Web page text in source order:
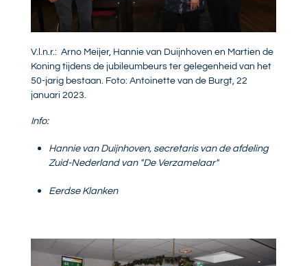
V.l.n.r.: Arno Meijer, Hannie van Duijnhoven en Martien de
Koning tijdens de jubileumbeurs ter gelegenheid van het
50-jarig bestaan. Foto: Antoinette van de Burgt, 22
januari 2023.
Info:
Hannie van Duijnhoven, secretaris van de afdeling
Zuid-Nederland van "De Verzamelaar"
Eerdse Klanken